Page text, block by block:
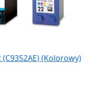
(Kolorowy)